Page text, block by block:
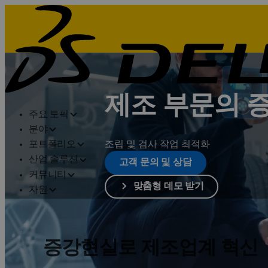
주요 토픽
분야
포트폴리오
산업 솔루션
커뮤니티
자원
제조 부문의
조립 및 검사 작업 최적화
고객 문의 및 상담
맞춤형 데모 받기
증강현실로 제조업계 혁신